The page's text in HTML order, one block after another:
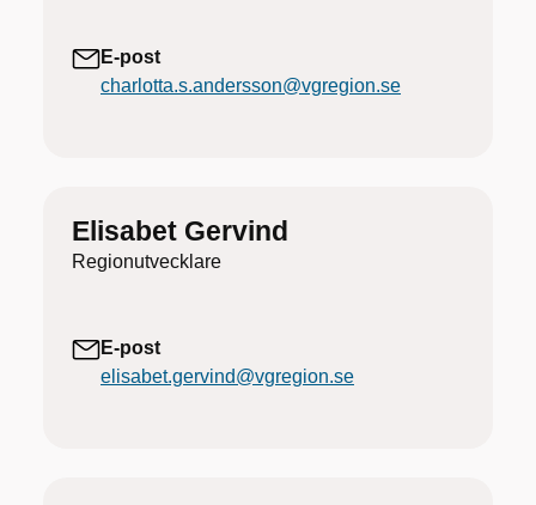
E-post
charlotta.s.andersson@vgregion.se
Elisabet Gervind
Regionutvecklare
E-post
elisabet.gervind@vgregion.se